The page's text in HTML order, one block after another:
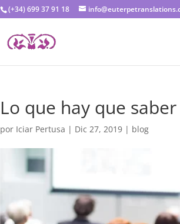
(+34) 699 37 91 18
Lo que hay que saber
por Iciar Pertusa | Dic 27, 2019 | blog